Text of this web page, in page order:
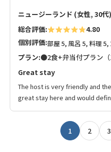
ニュージーランド (女性, 30代)
総合評価:
4.80
個別評価:部屋 5, 風呂 5, 料理
プラン:●2食+弁当付プラン（
Great stay
The host is very friendly and
great stay here and would
1 2 3